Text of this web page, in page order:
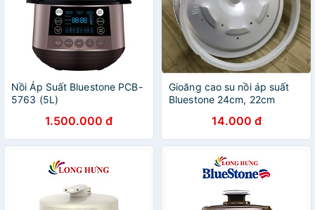
Nồi Áp Suất Bluestone PCB-
5763 (5L)
1.500.000 đ
Gioăng cao su nồi áp suất
Bluestone 24cm, 22cm
14.000 đ